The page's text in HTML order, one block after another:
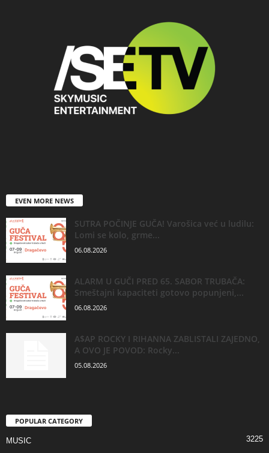
EVEN MORE NEWS
SUTRA POČINJE GUČA! Varošica već u ludilu:
Lomi se kolo, grme...
06.08.2026
ALARM U GUČI PRED 65. SABOR TRUBAČA:
Smeštajni kapaciteti gotovo popunjeni,...
06.08.2026
A$AP ROCKY I RIHANNA ZABLISTALI ZAJEDNO,
A OVO JE POVOD: Rocky...
05.08.2026
POPULAR CATEGORY
MUSIC
3225